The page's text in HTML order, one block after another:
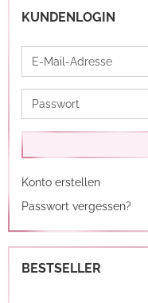
KUNDENLOGIN
E-
Mail-
Adresse
Passwort
Konto erstellen
Passwort vergessen?
BESTSELLER